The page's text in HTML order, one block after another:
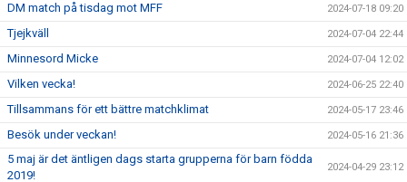
DM match på tisdag mot MFF 2024-07-18 09:20
Tjejkväll 2024-07-04 22:44
Minnesord Micke 2024-07-04 12:02
Vilken vecka! 2024-06-25 22:40
Tillsammans för ett bättre matchklimat 2024-05-17 23:46
Besök under veckan! 2024-05-16 21:36
5 maj är det äntligen dags starta grupperna för barn födda
2019!
2024-04-29 23:12